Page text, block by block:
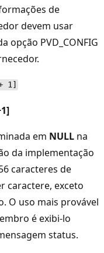
de
devem usar
opção PVD_CONFIG
1]
em NULL na
da implementação
caracteres de
caractere, exceto
O uso mais provável
é exibi-lo
status.